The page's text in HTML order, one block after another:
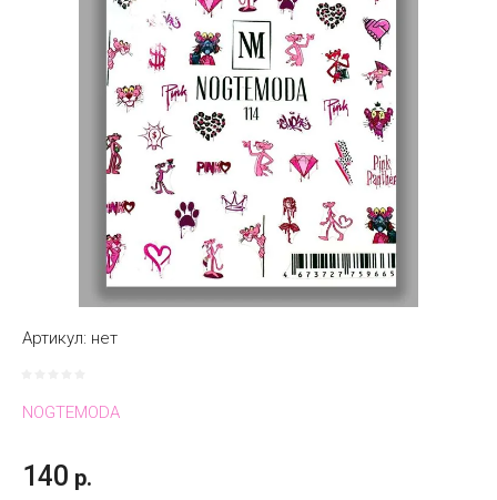
Артикул: нет
NOGTEMODA
140 р.